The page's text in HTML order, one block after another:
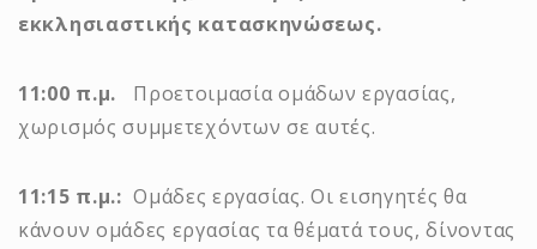
εκκλησιαστικής κατασκηνώσεως.
11:00 π.μ. Προετοιμασία ομάδων εργασίας,
χωρισμός συμμετεχόντων σε αυτές.
11:15 π.μ.: Ομάδες εργασίας. Οι εισηγητές θα
κάνουν ομάδες εργασίας τα θέματά τους, δίνοντας